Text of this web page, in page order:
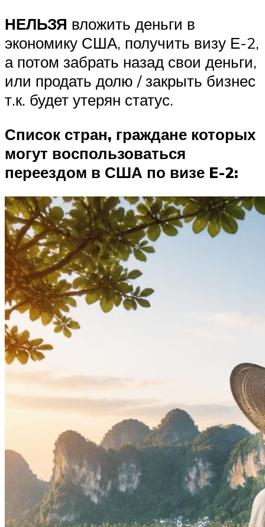
НЕЛЬЗЯ вложить деньги в
экономику США, получить визу Е-2,
а потом забрать назад свои деньги,
или продать долю / закрыть бизнес
т.к. будет утерян статус.
Список стран, граждане которых
могут воспользоваться
переездом в США по визе E-2: